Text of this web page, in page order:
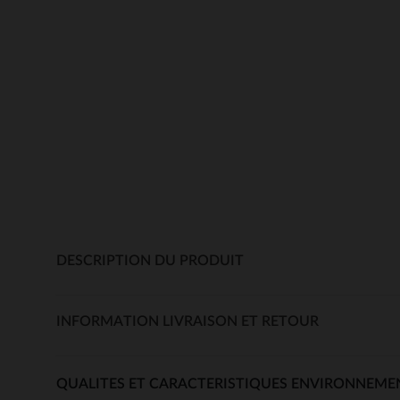
DESCRIPTION DU PRODUIT
INFORMATION LIVRAISON ET RETOUR
QUALITES ET CARACTERISTIQUES